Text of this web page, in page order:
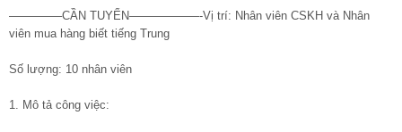
————–CẦN TUYỂN——————-Vị trí: Nhân viên CSKH và Nhân
viên mua hàng biết tiếng Trung
Số lượng: 10 nhân viên
1. Mô tả công việc: